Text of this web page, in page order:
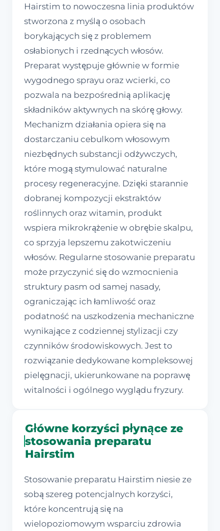
Hairstim to nowoczesna linia produktów
stworzona z myślą o osobach
borykających się z problemem
osłabionych i rzednących włosów.
Preparat występuje głównie w formie
wygodnego sprayu oraz wcierki, co
pozwala na bezpośrednią aplikację
składników aktywnych na skórę głowy.
Mechanizm działania opiera się na
dostarczaniu cebulkom włosowym
niezbędnych substancji odżywczych,
które mogą stymulować naturalne
procesy regeneracyjne. Dzięki starannie
dobranej kompozycji ekstraktów
roślinnych oraz witamin, produkt
wspiera mikrokrążenie w obrębie skalpu,
co sprzyja lepszemu zakotwiczeniu
włosów. Regularne stosowanie preparatu
może przyczynić się do wzmocnienia
struktury pasm od samej nasady,
ograniczając ich łamliwość oraz
podatność na uszkodzenia mechaniczne
wynikające z codziennej stylizacji czy
czynników środowiskowych. Jest to
rozwiązanie dedykowane kompleksowej
pielęgnacji, ukierunkowane na poprawę
witalności i ogólnego wyglądu fryzury.
Główne korzyści płynące ze
stosowania preparatu
Hairstim
Stosowanie preparatu Hairstim niesie ze
sobą szereg potencjalnych korzyści,
które koncentrują się na
wielopoziomowym wsparciu zdrowia